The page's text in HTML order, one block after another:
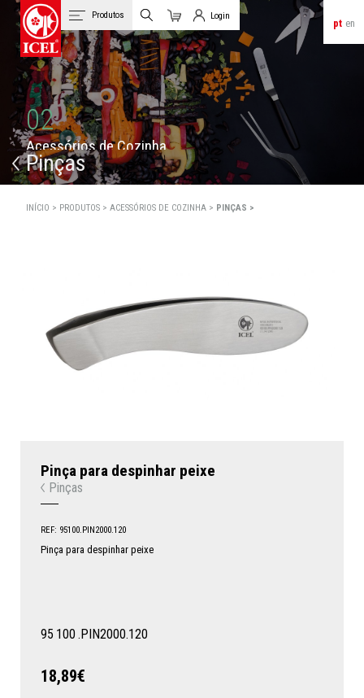
pt en
Produtos
Carrinho
Login
Login de Clientes
02
AcessóriosdeCozinha
Pinças
INÍCIO > PRODUTOS >ACESSÓRIOS DE COZINHA > PINÇAS >
Pinça para despinhar peixe
Pinças
REF: 95100.PIN2000.120
Pinça para despinhar peixe
95 100 .PIN2000.120
18,89€